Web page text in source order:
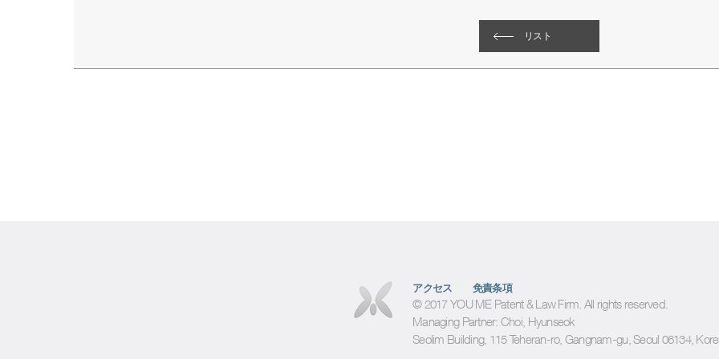
リスト
アクセス 免責条項
© 2017 YOU ME Patent & Law Firm. All rights reserved.
Managing Partner: Choi, Hyunseok
Seolim Building, 115 Teheran-ro, Gangnam-gu, Seoul 06134,